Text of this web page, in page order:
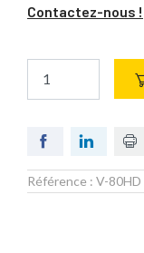
Contactez-nous !
Référence : V-80HD